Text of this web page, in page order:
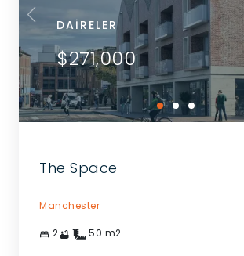
DAIRELER
$271,000
The Space
Manchester
2 1 50 m2